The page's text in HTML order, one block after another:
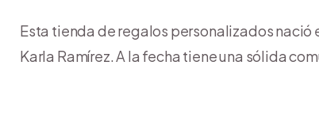
Esta tienda de regalos personalizados nació
Karla Ramírez. A la fecha tiene una sólida